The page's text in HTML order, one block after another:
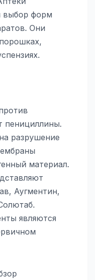
выбор форм
Они
пенициллины.
разрушение
материал.
Аугментин,
являются